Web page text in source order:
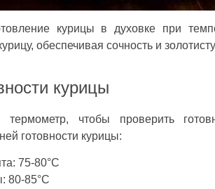
курицы в духовке при
обеспечивая сочность и
курицы
термометр, чтобы проверить
готовности курицы:
75-80°C
80-85°C